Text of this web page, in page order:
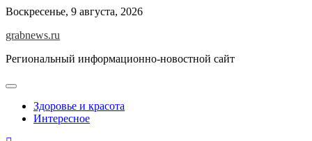
Skip
content
Воскресенье, 9 августа, 2026
grabnews.ru
Региональный информационно-новостной сайт
Здоровье и красота
Интересное